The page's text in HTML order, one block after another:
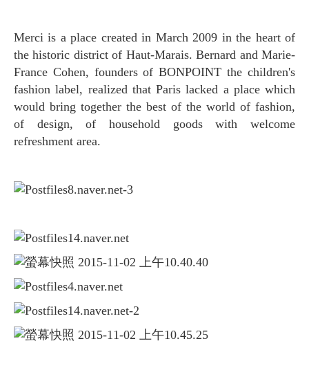
Merci is a place created in March 2009 in the heart of
the historic district of Haut-Marais. Bernard and Marie-
France Cohen, founders of BONPOINT the children's
fashion label, realized that Paris lacked a place which
would bring together the best of the world of fashion,
of design, of household goods with welcome
refreshment area.